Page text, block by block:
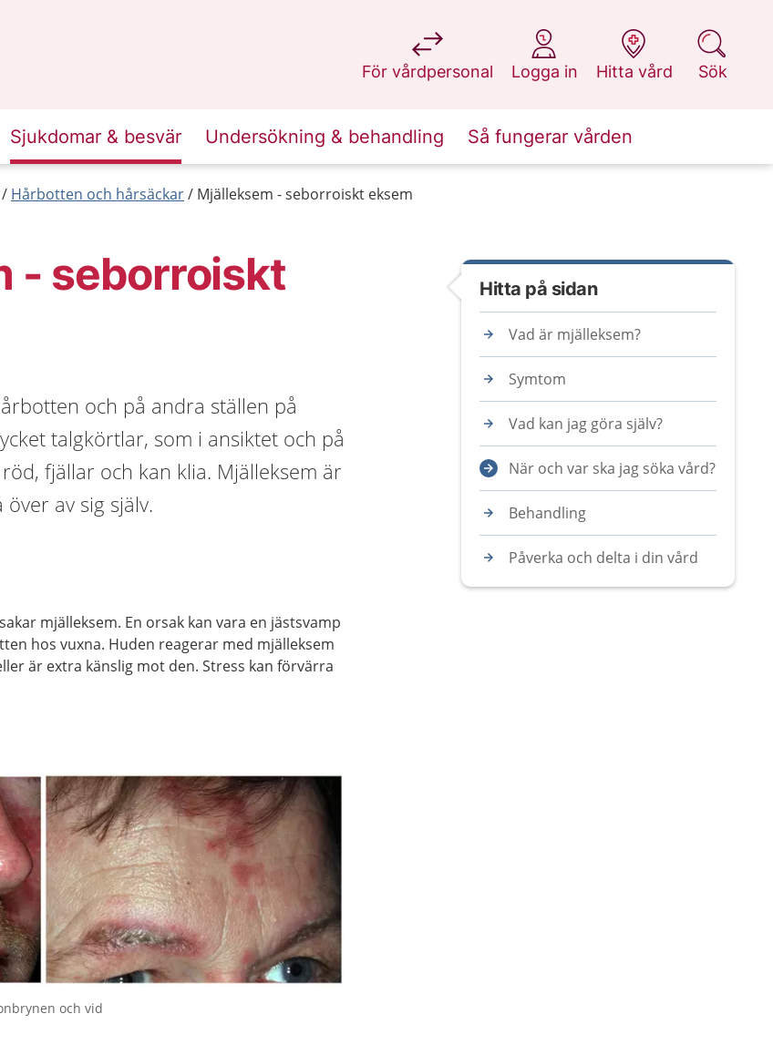
För vårdpersonal
på 1177.se
Logga in
på 1177.se
Hitta vård
på 1177.se
Sök
på 1177.se
Sjukdomar & besvär Undersökning & behandling Så fungerar vården
Hårbotten och hårsäckar Mjälleksem - seborroiskt eksem
- seborroiskt
och på andra ställen på
talgkörtlar, som i ansiktet och på
fjällar och kan klia. Mjälleksem är
av sig själv.
mjälleksem. En orsak kan vara en jästsvamp
hos vuxna. Huden reagerar med mjälleksem
är extra känslig mot den. Stress kan förvärra
och vid
Hitta på sidan
Vad är mjälleksem?
Symtom
Vad kan jag göra själv?
När och var ska jag söka vård?
Behandling
Påverka och delta i din vård